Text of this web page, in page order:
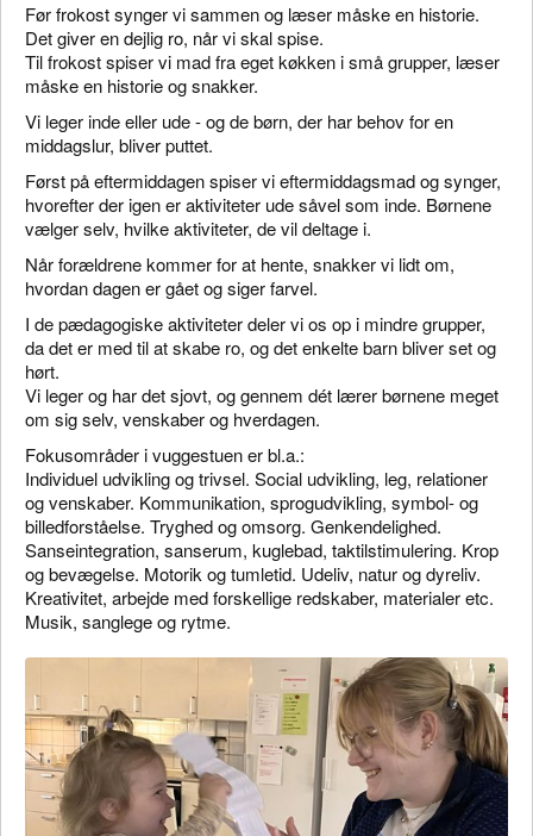
Før frokost synger vi sammen og læser måske en historie.
Det giver en dejlig ro, når vi skal spise.
Til frokost spiser vi mad fra eget køkken i små grupper, læser
måske en historie og snakker.
Vi leger inde eller ude - og de børn, der har behov for en
middagslur, bliver puttet.
Først på eftermiddagen spiser vi eftermiddagsmad og synger,
hvorefter der igen er aktiviteter ude såvel som inde. Børnene
vælger selv, hvilke aktiviteter, de vil deltage i.
Når forældrene kommer for at hente, snakker vi lidt om,
hvordan dagen er gået og siger farvel.
I de pædagogiske aktiviteter deler vi os op i mindre grupper,
da det er med til at skabe ro, og det enkelte barn bliver set og
hørt.
Vi leger og har det sjovt, og gennem dét lærer børnene meget
om sig selv, venskaber og hverdagen.
Fokusområder i vuggestuen er bl.a.:
Individuel udvikling og trivsel. Social udvikling, leg, relationer
og venskaber. Kommunikation, sprogudvikling, symbol- og
billedforståelse. Tryghed og omsorg. Genkendelighed.
Sanseintegration, sanserum, kuglebad, taktilstimulering. Krop
og bevægelse. Motorik og tumletid. Udeliv, natur og dyreliv.
Kreativitet, arbejde med forskellige redskaber, materialer etc.
Musik, sanglege og rytme.